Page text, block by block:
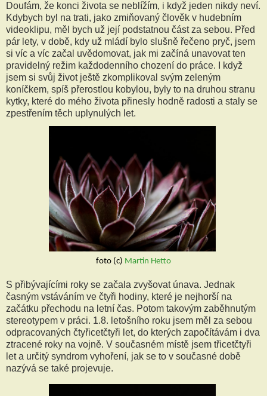
Doufám, že konci života se neblížím, i když jeden nikdy neví.
Kdybych byl na trati, jako zmiňovaný člověk v hudebním
videoklipu, měl bych už její podstatnou část za sebou. Před
pár lety, v době, kdy už mládí bylo slušně řečeno pryč, jsem
si víc a víc začal uvědomovat, jak mi začíná unavovat ten
pravidelný režim každodenního chození do práce. I když
jsem si svůj život ještě zkomplikoval svým zeleným
koníčkem, spíš přerostlou kobylou, byly to na druhou stranu
kytky, které do mého života přinesly hodně radosti a staly se
zpestřením těch uplynulých let.
foto (c) Martin Hetto
S přibývajícími roky se začala zvyšovat únava. Jednak
časným vstáváním ve čtyři hodiny, které je nejhorší na
začátku přechodu na letní čas. Potom takovým zaběhnutým
stereotypem v práci. 1.8. letošního roku jsem měl za sebou
odpracovaných čtyřicetčtyři let, do kterých započítávám i dva
ztracené roky na vojně. V současném místě jsem třicetčtyři
let a určitý syndrom vyhoření, jak se to v současné době
nazývá se také projevuje.